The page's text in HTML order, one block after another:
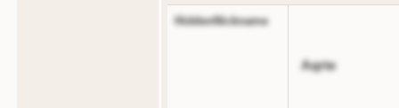
HiddenNickname
Aqrte